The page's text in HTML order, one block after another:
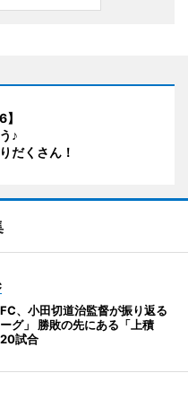
♪
だくさん！
、小田切道治監督が振り返る
ーグ」 勝敗の先にある「上積
試合